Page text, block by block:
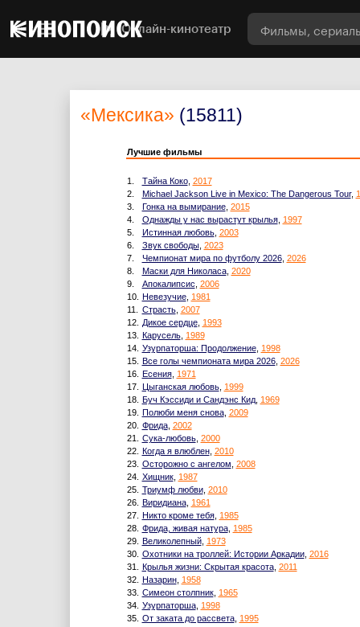
Онлайн-кинотеатр
«Мексика» (15811)
Лучшие фильмы
1. Тайна Коко, 2017
2.
Michael Jackson Live in Mexico: The Dangerous Tour,
3.
Гонка на вымирание, 2015
4.
Однажды у нас вырастут крылья, 1997
5.
Истинная любовь, 2003
6.
Звук свободы, 2023
7.
Чемпионат мира по футболу 2026, 2026
8.
Маски для Николаса, 2020
9.
Апокалипсис 2006
10. Невезучие, 1981
11.
Страсть, 2007
12.
Дикое сердце, 1993
13. Карусель, 1989
14. Узурпаторша: Продолжение, 1998
15. Все голы чемпионата мира 2026, 2026
16. Есения, 1971
17. Цыганская любовь, 1999
18. Буч Кэссиди и Сандэнс Кид, 1969
19. Полюби меня снова, 2009
20. Фрида, 2002
21.
Сука-любовь, 2000
22. Когда я влюблен, 2010
23. Осторожно с ангелом 2008
24. Хищник, 1987
25. Триумф любви, 2010
26. Виридиана, 1961
27. Никто кроме тебя, 1985
28. Фрида, живая натура, 1985
29. Великолепный, 1973
30. Охотники на троллей: Истории Аркадии, 2016
31.
Крылья жизни: Скрытая красота, 2011
32. Назарин, 1958
33. Симеон столпник, 1965
34. Узурпаторша, 1998
35. От заката до рассвета, 1995